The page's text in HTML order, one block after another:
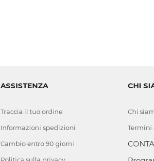
ASSISTENZA
Traccia il tuo ordine
Informazioni spedizioni
Cambio entro 90 giorni
CHI
Chi
Termini